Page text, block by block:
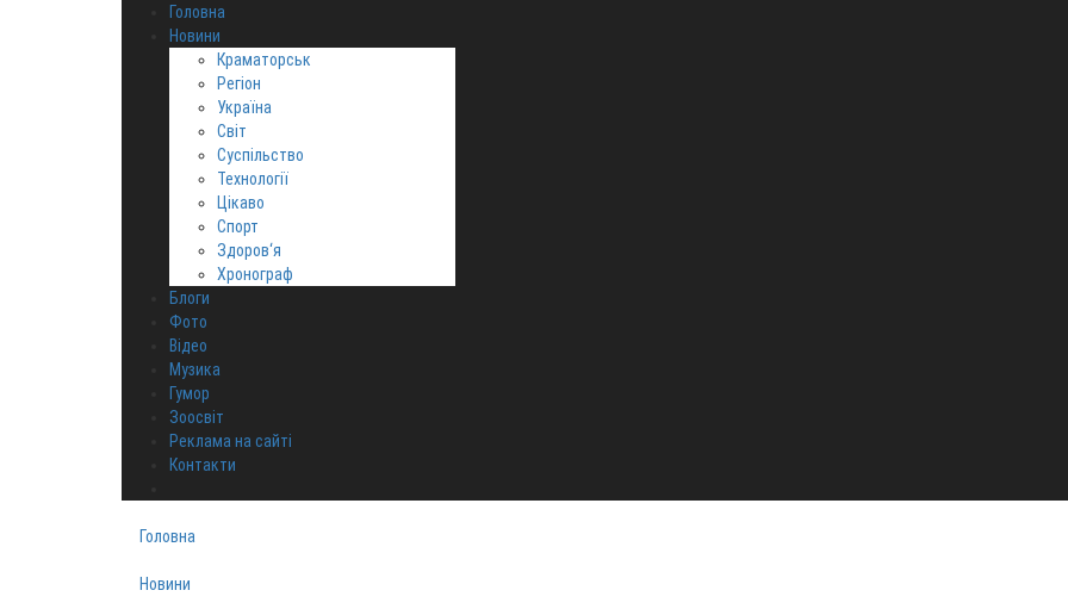
Головна
Новини
Краматорськ
Регіон
Україна
Світ
Суспільство
Технології
Цікаво
Спорт
Здоров‘я
Хронограф
Блоги
Фото
Відео
Музика
Гумор
Зоосвіт
Реклама на сайті
Контакти
Головна
Новини